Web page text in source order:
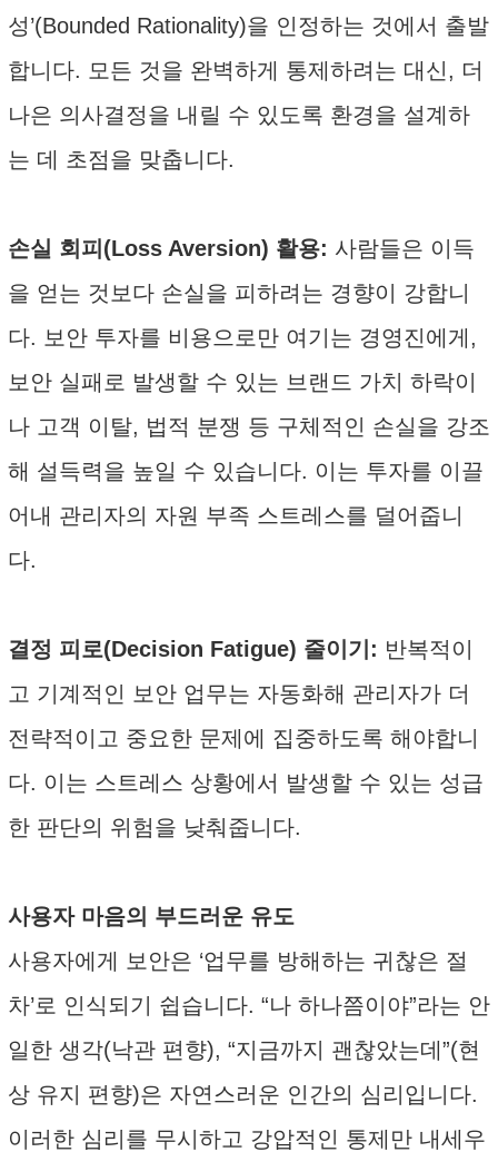
성’(Bounded Rationality)을 인정하는 것에서 출발
합니다. 모든 것을 완벽하게 통제하려는 대신, 더
나은 의사결정을 내릴 수 있도록 환경을 설계하
는 데 초점을 맞춥니다.
손실 회피(Loss Aversion) 활용: 사람들은 이득
을 얻는 것보다 손실을 피하려는 경향이 강합니
다. 보안 투자를 비용으로만 여기는 경영진에게,
보안 실패로 발생할 수 있는 브랜드 가치 하락이
나 고객 이탈, 법적 분쟁 등 구체적인 손실을 강조
해 설득력을 높일 수 있습니다. 이는 투자를 이끌
어내 관리자의 자원 부족 스트레스를 덜어줍니
다.
결정 피로(Decision Fatigue) 줄이기: 반복적이
고 기계적인 보안 업무는 자동화해 관리자가 더
전략적이고 중요한 문제에 집중하도록 해야합니
다. 이는 스트레스 상황에서 발생할 수 있는 성급
한 판단의 위험을 낮춰줍니다.
사용자 마음의 부드러운 유도
사용자에게 보안은 ‘업무를 방해하는 귀찮은 절
차’로 인식되기 쉽습니다. “나 하나쯤이야”라는 안
일한 생각(낙관 편향), “지금까지 괜찮았는데”(현
상 유지 편향)은 자연스러운 인간의 심리입니다.
이러한 심리를 무시하고 강압적인 통제만 내세우